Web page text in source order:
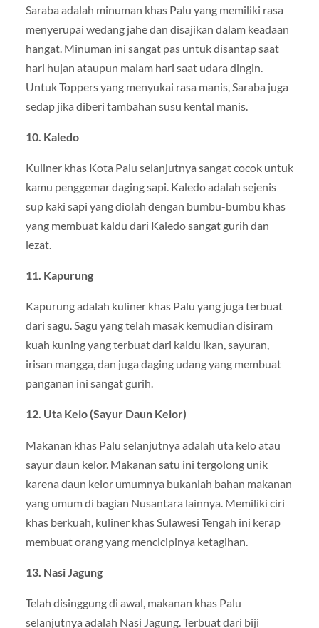
Saraba adalah minuman khas Palu yang memiliki rasa
menyerupai wedang jahe dan disajikan dalam keadaan
hangat. Minuman ini sangat pas untuk disantap saat
hari hujan ataupun malam hari saat udara dingin.
Untuk Toppers yang menyukai rasa manis, Saraba juga
sedap jika diberi tambahan susu kental manis.
10. Kaledo
Kuliner khas Kota Palu selanjutnya sangat cocok untuk
kamu penggemar daging sapi. Kaledo adalah sejenis
sup kaki sapi yang diolah dengan bumbu-bumbu khas
yang membuat kaldu dari Kaledo sangat gurih dan
lezat.
11. Kapurung
Kapurung adalah kuliner khas Palu yang juga terbuat
dari sagu. Sagu yang telah masak kemudian disiram
kuah kuning yang terbuat dari kaldu ikan, sayuran,
irisan mangga, dan juga daging udang yang membuat
panganan ini sangat gurih.
12. Uta Kelo (Sayur Daun Kelor)
Makanan khas Palu selanjutnya adalah uta kelo atau
sayur daun kelor. Makanan satu ini tergolong unik
karena daun kelor umumnya bukanlah bahan makanan
yang umum di bagian Nusantara lainnya. Memiliki ciri
khas berkuah, kuliner khas Sulawesi Tengah ini kerap
membuat orang yang mencicipinya ketagihan.
13. Nasi Jagung
Telah disinggung di awal, makanan khas Palu
selanjutnya adalah Nasi Jagung. Terbuat dari biji